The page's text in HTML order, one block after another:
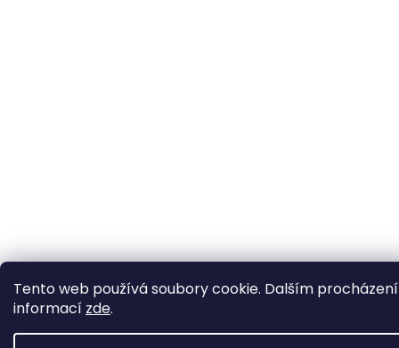
Tento web používá soubory cookie. Dalším
informací zde.